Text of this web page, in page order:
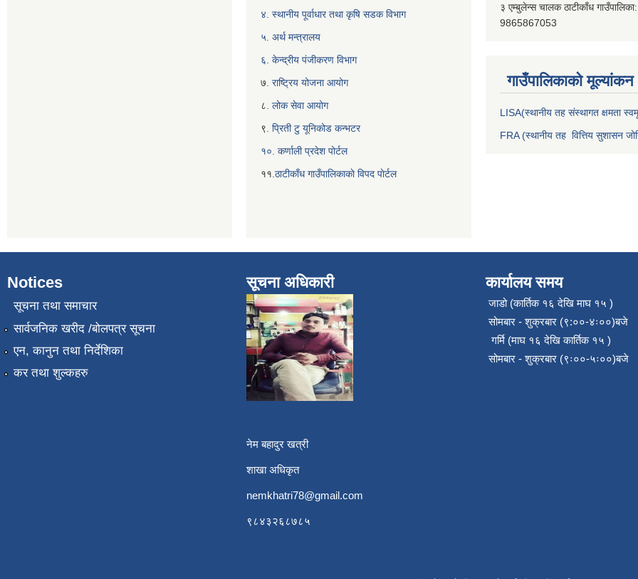
४. स्थानीय पूर्वाधार तथा कृषि सडक विभाग
५. अर्थ मन्त्रालय
६. केन्द्रीय पंजीकरण विभाग
७ . राष्ट्रिय योजना आयोग
८ . लोक सेवा आयोग
९ . प्रिती टु यूनिकोड कन्भटर
१०. कर्णाली प्रदेश पोर्टल
११. ठाटीकाँध गाउँपालिकाकाे विपद पाेर्टल
३ एम्बुलेन्स चालक ठाटीकाँध गाउँपालिका:
9865867053
गाउँपालिकाकाे मूल्यांकन
LISA(स्थानीय तह संस्थागत क्षमता
FRA (स्थानीय तह वित्तिय सुशासन
Notices
सूचना तथा समाचार
सार्वजनिक खरीद /बोलपत्र सूचना
एन, कानुन तथा निर्देशिका
कर तथा शुल्कहरु
सूचना अधिकारी
नेम बहादुर खत्री
शाखा अधिकृत
nemkhatri78@gmail.com
९८४३२६८७८५
कार्यालय समय
जाडो (कार्तिक १६ देखि माघ १५ )
सोमबार - शुक्रबार (९:००-४ः००)बजे
गर्मि (माघ १६ देखि कार्तिक १५ )
सोमबार - शुक्रबार (९ः००-५ः००)बजे